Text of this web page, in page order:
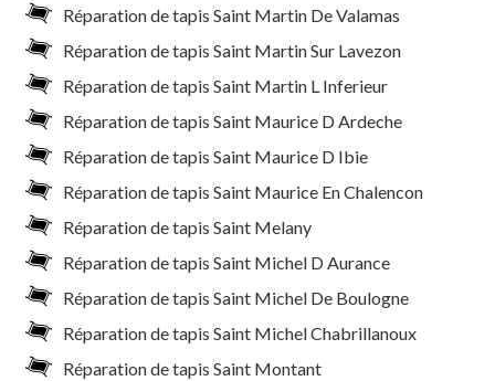
Réparation de tapis Saint Martin De Valamas
Réparation de tapis Saint Martin Sur Lavezon
Réparation de tapis Saint Martin L Inferieur
Réparation de tapis Saint Maurice D Ardeche
Réparation de tapis Saint Maurice D Ibie
Réparation de tapis Saint Maurice En Chalencon
Réparation de tapis Saint Melany
Réparation de tapis Saint Michel D Aurance
Réparation de tapis Saint Michel De Boulogne
Réparation de tapis Saint Michel Chabrillanoux
Réparation de tapis Saint Montant